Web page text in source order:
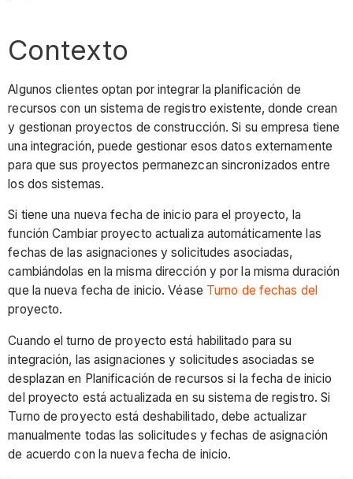
Contexto
Algunos clientes optan por integrar la planificación de
recursos con un sistema de registro existente, donde crean
y gestionan proyectos de construcción. Si su empresa tiene
una integración, puede gestionar esos datos externamente
para que sus proyectos permanezcan sincronizados entre
los dos sistemas.
Si tiene una nueva fecha de inicio para el proyecto, la
función Cambiar proyecto actualiza automáticamente las
fechas de las asignaciones y solicitudes asociadas,
cambiándolas en la misma dirección y por la misma duración
que la nueva fecha de inicio. Véase Turno de fechas del
proyecto.
Cuando el turno de proyecto está habilitado para su
integración, las asignaciones y solicitudes asociadas se
desplazan en Planificación de recursos si la fecha de inicio
del proyecto está actualizada en su sistema de registro. Si
Turno de proyecto está deshabilitado, debe actualizar
manualmente todas las solicitudes y fechas de asignación
de acuerdo con la nueva fecha de inicio.